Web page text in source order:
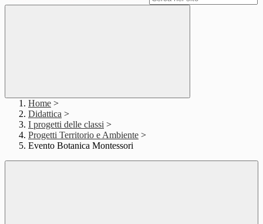
Home >
Didattica >
I progetti delle classi >
Progetti Territorio e Ambiente >
Evento Botanica Montessori